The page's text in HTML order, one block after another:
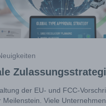
der EU- und FCC-
Meilenstein. Viele